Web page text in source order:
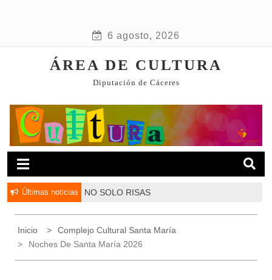
6 agosto, 2026
ÁREA DE CULTURA
Diputación de Cáceres
Últimas noticias NO SOLO RISAS
Inicio
Complejo Cultural Santa María
Noches De Santa María 2026